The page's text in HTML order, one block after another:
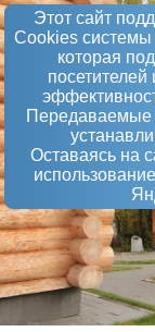
Этот сайт
Сookies системы
которая
посетителей
Передаваемые
Оставаясь на